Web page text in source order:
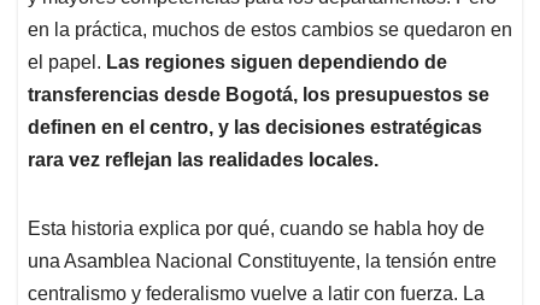
en la práctica, muchos de estos cambios se quedaron en
el papel. Las regiones siguen dependiendo de
transferencias desde Bogotá, los presupuestos se
definen en el centro, y las decisiones estratégicas
rara vez reflejan las realidades locales.
Esta historia explica por qué, cuando se habla hoy de
una Asamblea Nacional Constituyente, la tensión entre
centralismo y federalismo vuelve a latir con fuerza. La